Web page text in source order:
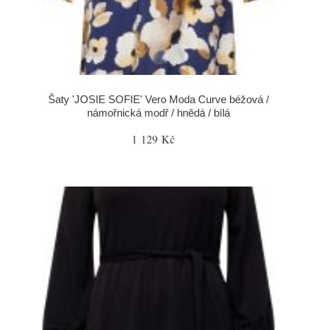
Šaty 'JOSIE SOFIE' Vero Moda Curve béžová /
námořnická modř / hnědá / bílá
1 129 Kč